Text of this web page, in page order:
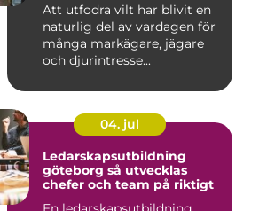
Att utfodra vilt har blivit en
naturlig del av vardagen för
många markägare, jägare
och djurintresse...
04. jul
Ledarskapsutbildning
göteborg så utvecklas
chefer och team på riktigt